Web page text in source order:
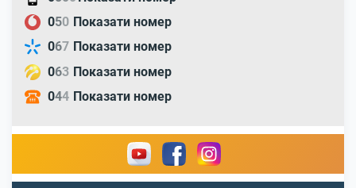
050 Показати номер
067 Показати номер
063 Показати номер
044 Показати номер